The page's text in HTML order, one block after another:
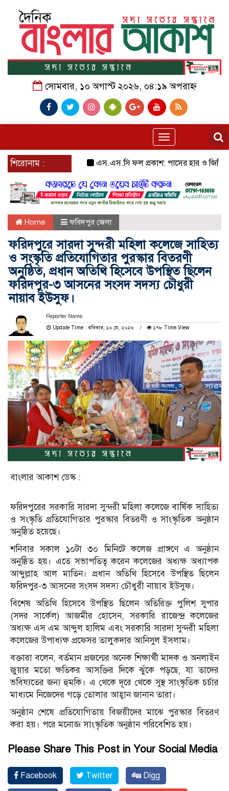
সোমবার, ১০ অগাস্ট ২০২৬, ০৪:১৯ অপরাহ্ন
Toggle
navigation
শিরোনাম : এস.এস.সি ফল প্রকাশ: পাসের হার ও জিপিএ–৫-
Home ফরিদপুর জেলা
ফরিদপুরে সারদা সুন্দরী মহিলা কলেজে সাহিত্য
ও সংস্কৃতি প্রতিযোগিতার পুরস্কার বিতরণী
অনুষ্ঠিত, প্রধান অতিথি হিসেবে উপস্থিত ছিলেন
ফরিদপুর-৩ আসনের সংসদ সদস্য চৌধুরী
নায়াব ইউসুফ।
Reporter Name
Update Time : রবিবার, ১০ মে, ২০২৬
১৭৮ Time View
বাংলার আকাশ ডেস্ক :
ফরিদপুরের সরকারি সারদা সুন্দরী মহিলা কলেজে বার্ষিক সাহিত্য
ও সংস্কৃতি প্রতিযোগিতার পুরস্কার বিতরণী ও সাংস্কৃতিক অনুষ্ঠান
অনুষ্ঠিত হয়েছে।
শনিবার সকাল ১০টা ৩০ মিনিটে কলেজ প্রাঙ্গণে এ অনুষ্ঠান
অনুষ্ঠিত হয়। এতে সভাপতিত্ব করেন কলেজের অধ্যক্ষ অধ্যাপক
আব্দুল্লাহ আল মাতিন। প্রধান অতিথি হিসেবে উপস্থিত ছিলেন
ফরিদপুর-৩ আসনের সংসদ সদস্য চৌধুরী নায়াব ইউসুফ।
বিশেষ অতিথি হিসেবে উপস্থিত ছিলেন অতিরিক্ত পুলিশ সুপার
(সদর সার্কেল) আজমীর হোসেন, সরকারি রাজেন্দ্র কলেজের
অধ্যক্ষ এস এম আব্দুল হালিম এবং সরকারি সারদা সুন্দরী মহিলা
কলেজের উপাধ্যক্ষ প্রফেসর তালুকদার আনিসুল ইসলাম।
বক্তারা বলেন, বর্তমান প্রজন্মের অনেক শিক্ষার্থী মাদক ও অনলাইন
জুয়ার মতো ক্ষতিকর আসক্তির দিকে ঝুঁকে পড়ছে, যা তাদের
ভবিষ্যতের জন্য হুমকি। এ থেকে দূরে থেকে সুস্থ সাংস্কৃতিক চর্চার
মাধ্যমে নিজেদের গড়ে তোলার আহ্বান জানান তারা।
অনুষ্ঠান শেষে প্রতিযোগিতায় বিজয়ীদের মাঝে পুরস্কার বিতরণ
করা হয়। পরে মনোজ্ঞ সাংস্কৃতিক অনুষ্ঠান পরিবেশিত হয়।
Please Share This Post in Your Social Media
Facebook Twitter Digg